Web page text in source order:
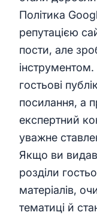
Політика
репутацією
пости, але
гостьові
посилання, а
експертний
уважне
Якщо ви
розділи
матеріалів,
тематиці й